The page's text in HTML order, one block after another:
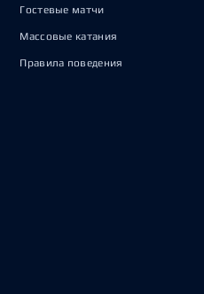
Гостевые матчи
Массовые катания
Правила поведения